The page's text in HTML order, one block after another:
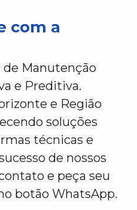
com a
de Manutenção
e Preditiva.
e Região
soluções
técnicas e
de nossos
e peça seu
botão WhatsApp.